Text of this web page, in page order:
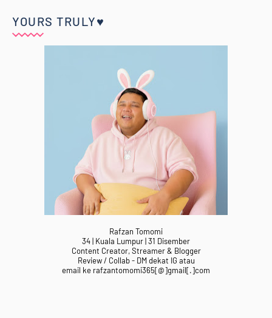
YOURS TRULY♥
Rafzan Tomomi
34 | Kuala Lumpur | 31 Disember
Content Creator, Streamer & Blogger
Review / Collab - DM dekat IG atau
email ke rafzantomomi365[@]gmail[.]com